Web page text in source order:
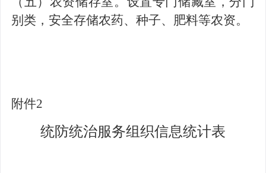
别类，安全存储农药、种子、肥料等农资。
附件2
统防统治服务组织信息统计表